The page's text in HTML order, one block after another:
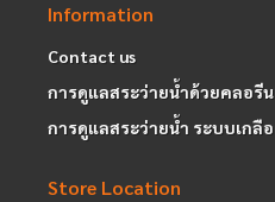
Information
Contact us
การดูแลสระว่ายน้ำด้วยคลอรีน
การดูแลสระว่ายน้ำ ระบบเกลือ
Store Location